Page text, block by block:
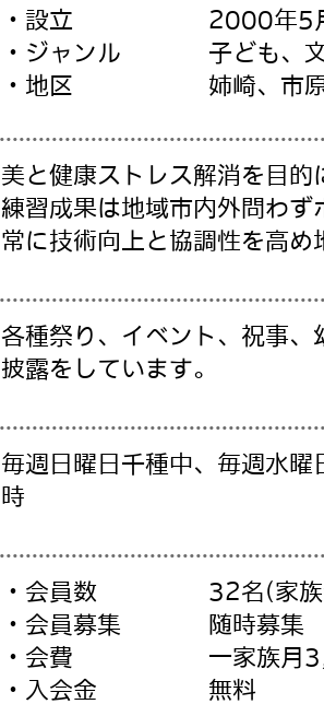
・設立
2000年5
・ジャンル
子ども、
・地区
姉崎、市
美と健康ストレス解消を目的
練習成果は地域市内外問わず
常に技術向上と協調性を高め
各種祭り、イベント、祝事
披露をしています。
毎週日曜日千種中、毎週水
時
・会員数
32名(家族
・会員募集
随時募集
・会費
一家族月
・入会金
無料